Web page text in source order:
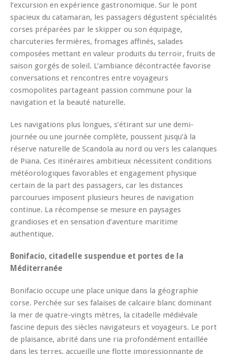
l’excursion en expérience gastronomique. Sur le pont
spacieux du catamaran, les passagers dégustent spécialités
corses préparées par le skipper ou son équipage,
charcuteries fermières, fromages affinés, salades
composées mettant en valeur produits du terroir, fruits de
saison gorgés de soleil. L’ambiance décontractée favorise
conversations et rencontres entre voyageurs
cosmopolites partageant passion commune pour la
navigation et la beauté naturelle.
Les navigations plus longues, s’étirant sur une demi-
journée ou une journée complète, poussent jusqu’à la
réserve naturelle de Scandola au nord ou vers les calanques
de Piana. Ces itinéraires ambitieux nécessitent conditions
météorologiques favorables et engagement physique
certain de la part des passagers, car les distances
parcourues imposent plusieurs heures de navigation
continue. La récompense se mesure en paysages
grandioses et en sensation d’aventure maritime
authentique.
Bonifacio, citadelle suspendue et portes de la
Méditerranée
Bonifacio occupe une place unique dans la géographie
corse. Perchée sur ses falaises de calcaire blanc dominant
la mer de quatre-vingts mètres, la citadelle médiévale
fascine depuis des siècles navigateurs et voyageurs. Le port
de plaisance, abrité dans une ria profondément entaillée
dans les terres, accueille une flotte impressionnante de